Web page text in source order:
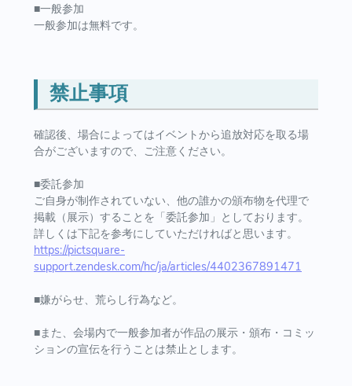
■一般参加
一般参加は無料です。
禁止事項
確認後、場合によってはイベントから追放対応を取る場
合がございますので、ご注意ください。
■委託参加
ご自身が制作されていない、他の誰かの頒布物を代理で
掲載（展示）することを「委託参加」としております。
詳しくは下記を参考にしていただければと思います。
https://pictsquare-
support.zendesk.com/hc/ja/articles/4402367891471
■嫌がらせ、荒らし行為など。
■また、会場内で一般参加者が作品の展示・頒布・コミッ
ションの宣伝を行うことは禁止とします。